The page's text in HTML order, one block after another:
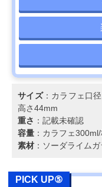
サイズ：カラフェ口
高さ44mm
重さ ：記載未確認
容量 ：カラフェ
素材 ：ソーダライムガ
PICK UP⑤